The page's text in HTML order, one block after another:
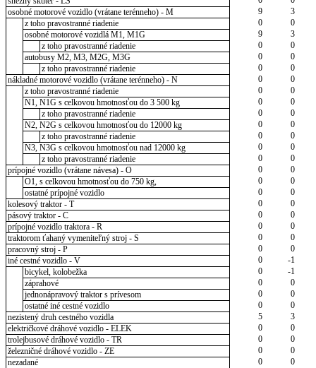
osobné motorové vozidlo (vrátane terénneho) - M
9
3
z toho pravostranné riadenie
0
0
osobné motorové vozidlá M1, M1G
9
3
z toho pravostranné riadenie
0
0
autobusy M2, M3, M2G, M3G
0
0
z toho pravostranné riadenie
0
0
nákladné motorové vozidlo (vrátane terénneho) - N
0
0
z toho pravostranné riadenie
0
0
N1, N1G s celkovou hmotnosťou do 3 500 kg
0
0
z toho pravostranné riadenie
0
0
N2, N2G s celkovou hmotnosťou do 12000 kg
0
0
z toho pravostranné riadenie
0
0
N3, N3G s celkovou hmotnosťou nad 12000 kg
0
0
z toho pravostranné riadenie
0
0
prípojné vozidlo (vrátane návesa) - O
0
0
O1, s celkovou hmotnosťou do 750 kg,
0
0
ostatné prípojné vozidlo
0
0
kolesový traktor - T
0
0
pásový traktor - C
0
0
prípojné vozidlo traktora - R
0
0
traktorom ťahaný vymeniteľný stroj - S
0
0
pracovný stroj - P
0
0
iné cestné vozidlo - V
0
-1
bicykel, kolobežka
0
-1
záprahové
0
0
jednonápravový traktor s prívesom
0
0
ostatné iné cestné vozidlo
0
0
nezistený druh cestného vozidla
5
3
električkové dráhové vozidlo - ELEK
0
0
trolejbusové dráhové vozidlo - TR
0
0
železničné dráhové vozidlo - ZE
0
0
nezadané
0 0